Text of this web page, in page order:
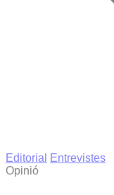
Editorial
Entrevistes
Opinió